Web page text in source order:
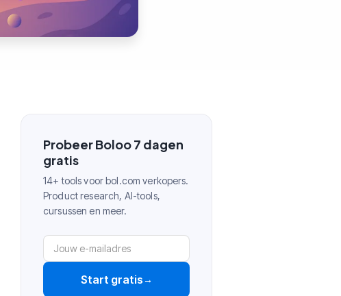
Probeer Boloo 7 dagen
gratis
14+ tools voor bol.com verkopers.
Product research, AI-tools,
cursussen en meer.
Start gratis→